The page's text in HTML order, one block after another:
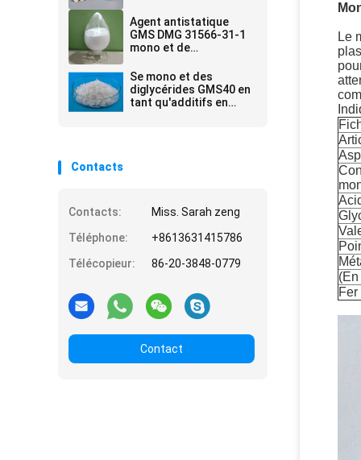
plastifiant
Agent antistatique
GMS DMG 31566-31-1
mono et de
lubrifiants
Se mono et des
diglycérides GMS40 en
tant qu'additifs en
Contacts
Contacts:
Miss. Sarah zeng
Téléphone:
+8613631415786
Télécopieur:
86-20-3848-0779
Contact
Le
Fer